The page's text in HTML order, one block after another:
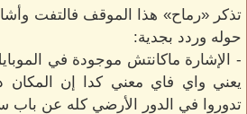
تذكر «رماح» هذا الموقف فالتفت
حوله وردد بجدية:
- الإشارة ماكانتش موجودة في
يعني واي فاي معني كدا إن المكان
تدوروا في الدور الأرضي كله عن باب